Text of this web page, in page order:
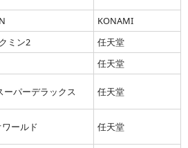
KONAMI
ミン2
任天堂
任天堂
ーパーデラックス 任天堂
ールド 任天堂